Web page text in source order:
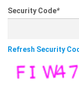
Security Code*
Refresh Security